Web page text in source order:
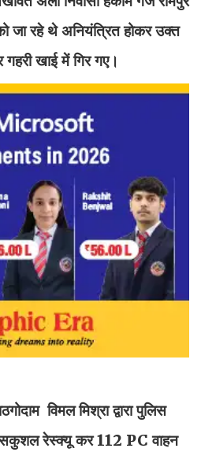
जा रहे थे अनियंत्रित होकर उक्त
खाई में गिर गए।
विमल मिश्रा द्वारा पुलिस
सकुशल रेस्क्यू कर 112 PC वाहन